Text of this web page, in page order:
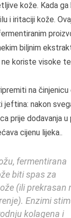
kože. Kada
i iritaciji kože.
biljnim
koriste visoke
na činjenicu
nakon
prije dodavanja u
cijenu lijeka..
fermentirana
biti spas za
(ili prekrasan
Enzimi
kolagena i